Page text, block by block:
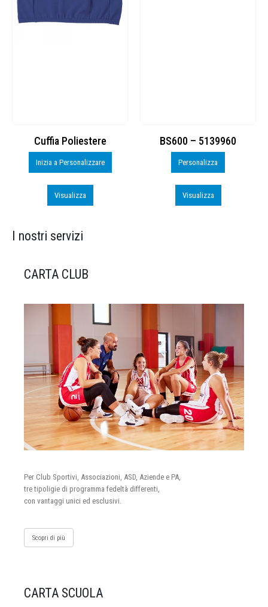
Cuffia Poliestere
Inizia a Personalizzare
Visualizza
BS600 – 5139960
Personalizza
Visualizza
I nostri servizi
CARTA CLUB
Per Club Sportivi, Associazioni, ASD, Aziende e PA,
tre tipoligie di programma fedeltà differenti,
con vantaggi unici ed esclusivi.
Scopri di più
CARTA SCUOLA